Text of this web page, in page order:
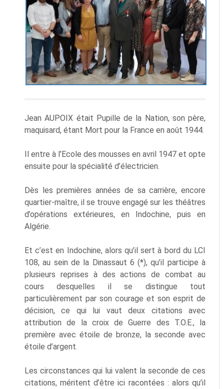
Jean AUPOIX était Pupille de la Nation, son père,
maquisard, étant Mort pour la France en août 1944.
Il entre à l’Ecole des mousses en avril 1947 et opte
ensuite pour la spécialité d’électricien.
Dès les premières années de sa carrière, encore
quartier-maître, il se trouve engagé sur les théâtres
d’opérations extérieures, en Indochine, puis en
Algérie.
Et c’est en Indochine, alors qu’il sert à bord du LCI
108, au sein de la Dinassaut 6 (*), qu’il participe à
plusieurs reprises à des actions de combat au
cours desquelles il se distingue tout
particulièrement par son courage et son esprit de
décision, ce qui lui vaut deux citations avec
attribution de la croix de Guerre des T.O.E., la
première avec étoile de bronze, la seconde avec
étoile d’argent.
Les circonstances qui lui valent la seconde de ces
citations, méritent d’être ici racontées : alors qu’il